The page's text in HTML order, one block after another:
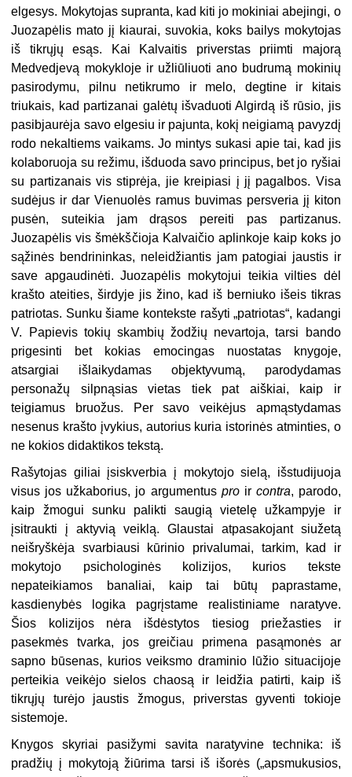
elgesys. Mokytojas supranta, kad kiti jo mokiniai abejingi, o
Juozapėlis mato jį kiaurai, suvokia, koks bailys mokytojas
iš tikrųjų esąs. Kai Kalvaitis priverstas priimti majorą
Medvedjevą mokykloje ir užliūliuoti ano budrumą mokinių
pasirodymu, pilnu netikrumo ir melo, degtine ir kitais
triukais, kad partizanai galėtų išvaduoti Algirdą iš rūsio, jis
pasibjaurėja savo elgesiu ir pajunta, kokį neigiamą pavyzdį
rodo nekaltiems vaikams. Jo mintys sukasi apie tai, kad jis
kolaboruoja su režimu, išduoda savo principus, bet jo ryšiai
su partizanais vis stiprėja, jie kreipiasi į jį pagalbos. Visa
sudėjus ir dar Vienuolės ramus buvimas persveria jį kiton
pusėn, suteikia jam drąsos pereiti pas partizanus.
Juozapėlis vis šmėkščioja Kalvaičio aplinkoje kaip koks jo
sąžinės bendrininkas, neleidžiantis jam patogiai jaustis ir
save apgaudinėti. Juozapėlis mokytojui teikia vilties dėl
krašto ateities, širdyje jis žino, kad iš berniuko išeis tikras
patriotas. Sunku šiame kontekste rašyti „patriotas“, kadangi
V. Papievis tokių skambių žodžių nevartoja, tarsi bando
prigesinti bet kokias emocingas nuostatas knygoje,
atsargiai išlaikydamas objektyvumą, parodydamas
personažų silpnąsias vietas tiek pat aiškiai, kaip ir
teigiamus bruožus. Per savo veikėjus apmąstydamas
nesenus krašto įvykius, autorius kuria istorinės atminties, o
ne kokios didaktikos tekstą.
Rašytojas giliai įsiskverbia į mokytojo sielą, išstudijuoja
visus jos užkaborius, jo argumentus pro ircontra, parodo,
kaip žmogui sunku palikti saugią vietelę užkampyje ir
įsitraukti į aktyvią veiklą. Glaustai atpasakojant siužetą
neišryškėja svarbiausi kūrinio privalumai, tarkim, kad ir
mokytojo psichologinės kolizijos, kurios tekste
nepateikiamos banaliai, kaip tai būtų paprastame,
kasdienybės logika pagrįstame realistiniame naratyve.
Šios kolizijos nėra išdėstytos tiesiog priežasties ir
pasekmės tvarka, jos greičiau primena pasąmonės ar
sapno būsenas, kurios veiksmo draminio lūžio situacijoje
perteikia veikėjo sielos chaosą ir leidžia patirti, kaip iš
tikrųjų turėjo jaustis žmogus, priverstas gyventi tokioje
sistemoje.
Knygos skyriai pasižymi savita naratyvine technika: iš
pradžių į mokytoją žiūrima tarsi iš išorės („apsmukusios,